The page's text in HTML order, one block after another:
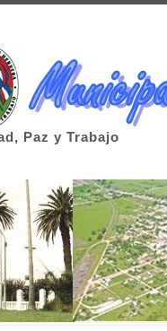
Paz y Trabajo